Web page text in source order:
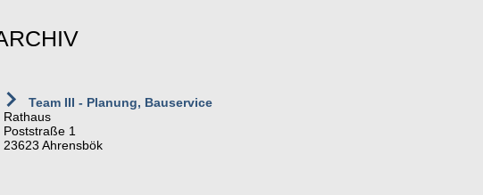
Team III - Planung, Bauservice
Rathaus
Poststraße 1
23623 Ahrensbök